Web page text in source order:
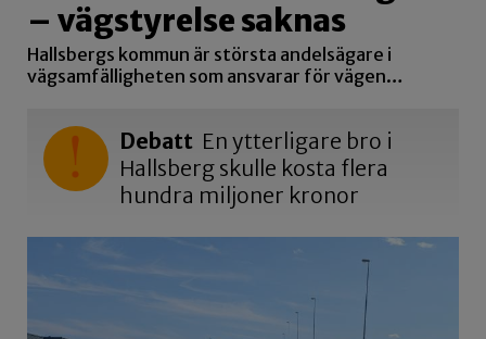
– vägstyrelse saknas
Hallsbergs kommun är största andelsägare i
vägsamfälligheten som ansvarar för vägen…
Debatt En ytterligare bro i
Hallsberg skulle kosta flera
hundra miljoner kronor